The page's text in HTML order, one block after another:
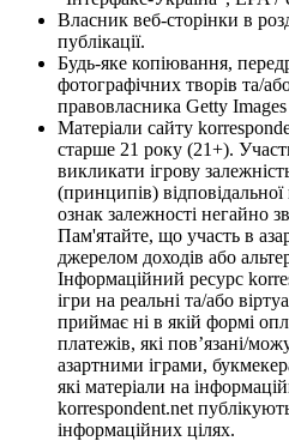
Власник веб-сторінки в
публікації.
Будь-яке копіювання,
фотографічних творів та/
правовласника Getty
Матеріали сайту
старше 21 року (21+).
викликати ігрову
(принципів)
ознак залежності негайно
Пам'ятайте, що участь в
джерелом доходів або
Інформаційний ресурс
ігри на реальні та/або
приймає ні в якій формі
платежів, які пов’язані/
азартними іграми,
які матеріали на
korrespondent.net
інформаційних цілях.